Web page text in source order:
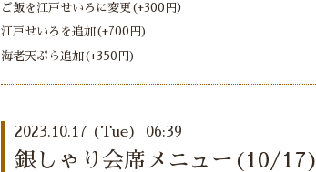
ご飯を江戸せいろに変更(+300円）
江戸せいろを追加(+700円)
海老天ぷら追加(+350円)
2023.10.17 (Tue) 06:39
銀しゃり会席メニュー(10/17)